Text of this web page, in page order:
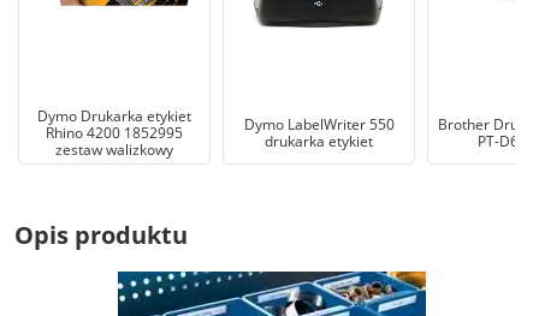
Dymo Drukarka etykiet
Rhino 4200 1852995
zestaw walizkowy
Dymo LabelWriter 550
drukarka etykiet
Brother
PT-
Opis produktu